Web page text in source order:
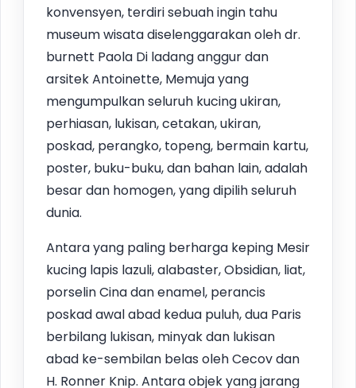
konvensyen, terdiri sebuah ingin tahu
museum wisata diselenggarakan oleh dr.
burnett Paola Di ladang anggur dan
arsitek Antoinette, Memuja yang
mengumpulkan seluruh kucing ukiran,
perhiasan, lukisan, cetakan, ukiran,
poskad, perangko, topeng, bermain kartu,
poster, buku-buku, dan bahan lain, adalah
besar dan homogen, yang dipilih seluruh
dunia.
Antara yang paling berharga keping Mesir
kucing lapis lazuli, alabaster, Obsidian, liat,
porselin Cina dan enamel, perancis
poskad awal abad kedua puluh, dua Paris
berbilang lukisan, minyak dan lukisan
abad ke-sembilan belas oleh Cecov dan
H. Ronner Knip. Antara objek yang jarang